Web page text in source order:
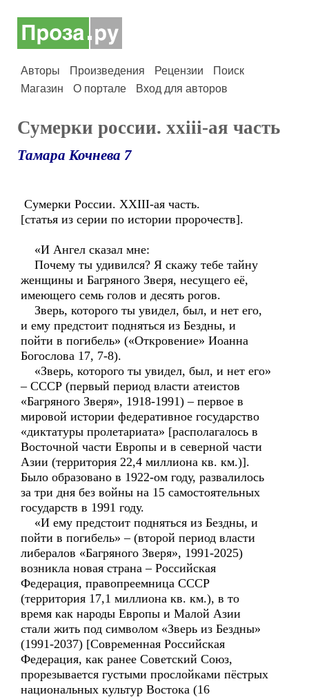
Авторы Произведения Рецензии
Поиск
Магазин
О портале Вход для авторов
Сумерки россии. xxiii-ая часть
Тамара Кочнева 7
Сумерки России. XXIII-ая часть.
[статья из серии по истории пророчеств].
«И Ангел сказал мне:
Почему ты удивился? Я скажу тебе тайну
женщины и Багряного Зверя, несущего её,
имеющего семь голов и десять рогов.
Зверь, которого ты увидел, был, и нет его,
и ему предстоит подняться из Бездны, и
пойти в погибель» («Откровение» Иоанна
Богослова 17, 7-8).
«Зверь, которого ты увидел, был, и нет его»
– СССР (первый период власти атеистов
«Багряного Зверя», 1918-1991) – первое в
мировой истории федеративное государство
«диктатуры пролетариата» [располагалось в
Восточной части Европы и в северной части
Азии (территория 22,4 миллиона кв. км.)].
Было образовано в 1922-ом году, развалилось
за три дня без войны на 15 самостоятельных
государств в 1991 году.
«И ему предстоит подняться из Бездны, и
пойти в погибель» – (второй период власти
либералов «Багряного Зверя», 1991-2025)
возникла новая страна – Российская
Федерация, правопреемница СССР
(территория 17,1 миллиона кв. км.), в то
время как народы Европы и Малой Азии
стали жить под символом «Зверь из Бездны»
(1991-2037) [Современная Российская
Федерация, как ранее Советский Союз,
прорезывается густыми прослойками пёстрых
национальных культур Востока (16